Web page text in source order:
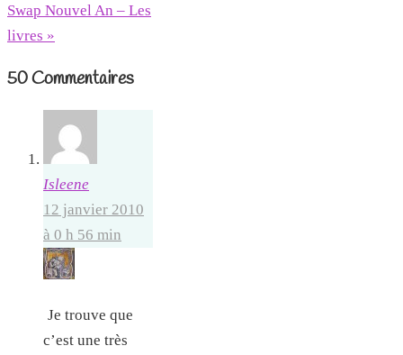
Swap Nouvel An – Les
livres »
50 Commentaires
Isleene
12 janvier 2010
à 0 h 56 min
Je trouve que
c’est une très